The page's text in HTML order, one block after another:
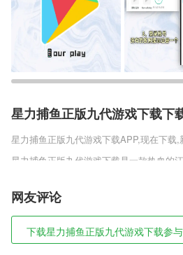
星力捕鱼正版九代游戏下载下
星力捕鱼正版九代游戏下载APP,现在下载,
星力捕鱼正版九代游戏下载是一款热血的
的恩怨将会在这里一一的来上演，实现了
的对战体验，收集群侠一起来征战江湖，
对决，绝世的神功助你来登顶侠客的巅峰
下。
星力捕鱼正版九代游戏下载软
网友评论
下载星力捕鱼正版九代游戏下载参